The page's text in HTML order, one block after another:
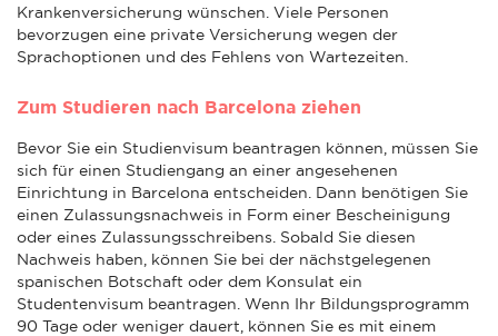
Krankenversicherung wünschen. Viele Personen
bevorzugen eine private Versicherung wegen der
Sprachoptionen und des Fehlens von Wartezeiten.
Zum Studieren nach Barcelona ziehen
Bevor Sie ein Studienvisum beantragen können, müssen Sie
sich für einen Studiengang an einer angesehenen
Einrichtung in Barcelona entscheiden. Dann benötigen Sie
einen Zulassungsnachweis in Form einer Bescheinigung
oder eines Zulassungsschreibens. Sobald Sie diesen
Nachweis haben, können Sie bei der nächstgelegenen
spanischen Botschaft oder dem Konsulat ein
Studentenvisum beantragen. Wenn Ihr Bildungsprogramm
90 Tage oder weniger dauert, können Sie es mit einem